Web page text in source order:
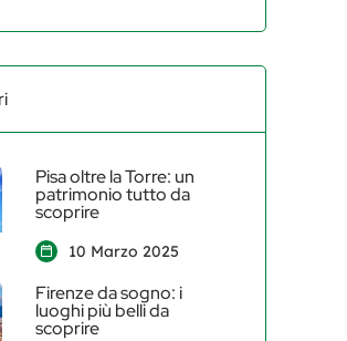
Pisa oltre la Torre: un
patrimonio tutto da
scoprire
10 Marzo 2025
Firenze da sogno: i
luoghi più belli da
scoprire